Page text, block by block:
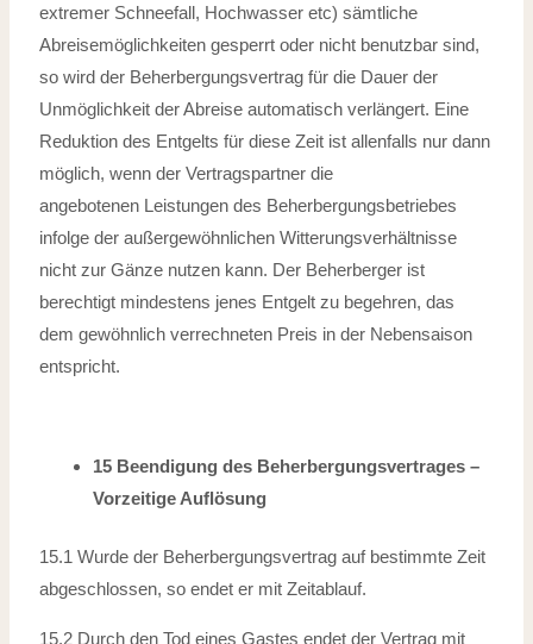
extremer Schneefall, Hochwasser etc) sämtliche
Abreisemöglichkeiten gesperrt oder nicht benutzbar sind,
so wird der Beherbergungsvertrag für die Dauer der
Unmöglichkeitder Abreise automatisch verlängert. Eine
Reduktion des Entgelts für dieseZeit ist allenfalls nur dann
möglich, wenn der Vertragspartner die
angebotenen Leistungen des Beherbergungsbetriebes
infolge der außergewöhnlichen Witterungsverhältnisse
nicht zur Gänze nutzen kann. Der Beherberger ist
berechtigt mindestens jenes Entgelt zu begehren, das
dem gewöhnlich verrechneten Preis inder Nebensaison
entspricht.
15 Beendigung des Beherbergungsvertrages –
Vorzeitige Auflösung
15.1 Wurde der Beherbergungsvertrag auf bestimmte Zeit
abgeschlossen, so endet er mit Zeitablauf.
15.2 Durch den Tod eines Gastes endet der Vertrag mit